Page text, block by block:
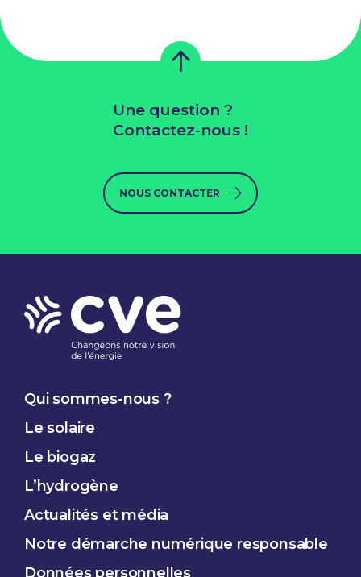
Qui sommes-nous ?
Le solaire
Le biogaz
L’hydrogène
Actualités et média
Notre démarche numérique responsable
Données personnelles
Une question ?
Contactez-nous !
NOUS CONTACTER